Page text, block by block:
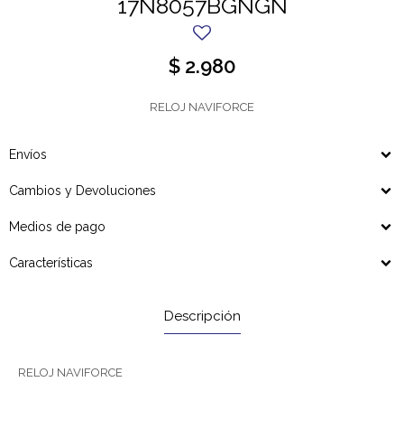
17N8057BGNGN
$ 2.980
RELOJ NAVIFORCE
Envíos
Cambios y Devoluciones
Medios de pago
Características
Descripción
RELOJ NAVIFORCE